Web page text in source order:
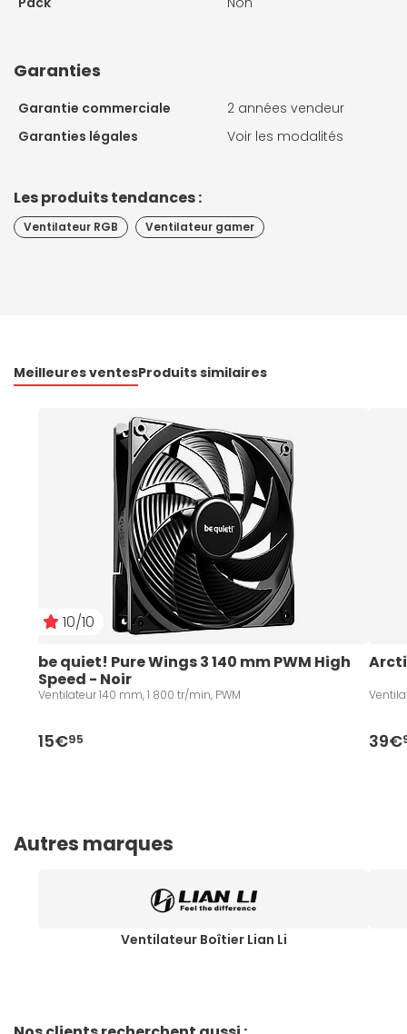
Garanties
Garantie commerciale
2 années vendeur
Garanties légales
Voir les modalités
Les produits tendances :
Ventilateur RGB Ventilateur gamer
Meilleures ventesProduits similaires
10/10
be quiet! Pure Wings 3 140 mm PWM High
Speed - Noir
Ventilateur 140 mm, 1 800 tr/min, PWM
15€95 39€
Autres marques
Ventilateur Boîtier Lian Li